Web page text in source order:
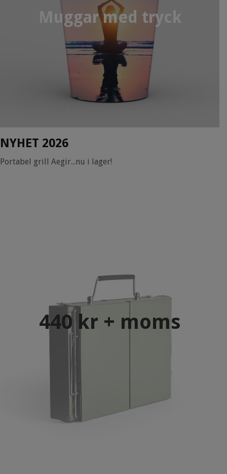
Muggar med tryck
NYHET 2026
Portabel grill Aegir...nu i lager!
440 kr + moms